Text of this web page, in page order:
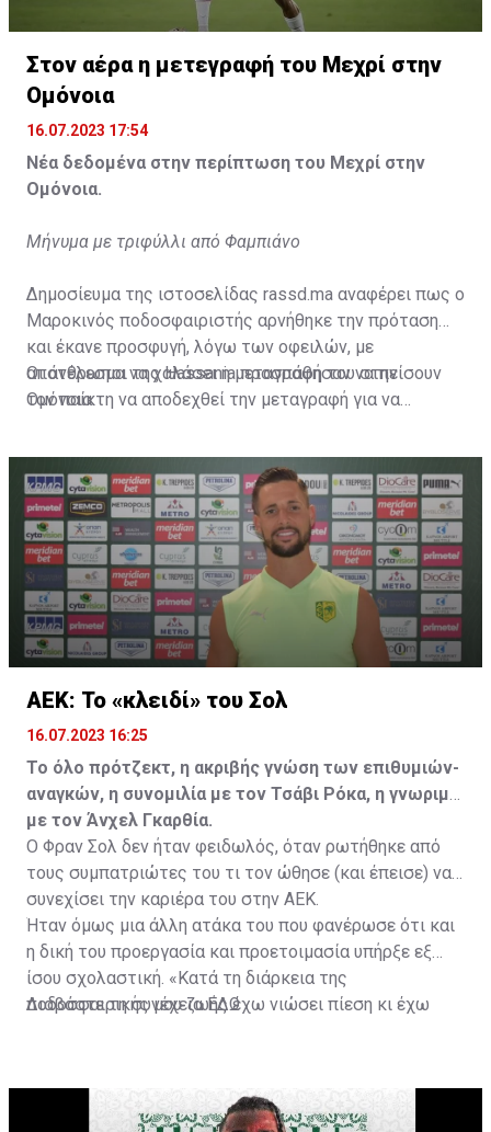
Στον αέρα η μετεγραφή του Μεχρί στην
Ομόνοια
16.07.2023 17:54
Νέα δεδομένα στην περίπτωση του Μεχρί στην
Ομόνοια.
Μήνυμα με τριφύλλι από Φαμπιάνο
Δημοσίευμα της ιστοσελίδας rassd.ma αναφέρει πως ο
Μαροκινός ποδοσφαιριστής αρνήθηκε την πρόταση
και έκανε προσφυγή, λόγω των οφειλών, με
αποτέλεσμα να χαλάσει η μεταγραφή του στην
Ομόνοια.
Οι άνθρωποι της Hassania προσπάθησαν να πείσουν
τον παίκτη να αποδεχθεί την μεταγραφή για να
μετακίνησή του, αλλά ο παίκτης αρνήθηκε και επέμεινε
να λύσει το συμβόλαιό του, ώστε να μετακομίσει
ελεύθερα σε οποιαδήποτε νέα ομάδα το τρέχον
καλοκαίρι.
ΑΕΚ: Το «κλειδί» του Σολ
16.07.2023 16:25
Το όλο πρότζεκτ, η ακριβής γνώση των επιθυμιών-
αναγκών, η συνομιλία με τον Τσάβι Ρόκα, η γνωριμία
με τον Άνχελ Γκαρθία.
Ο Φραν Σολ δεν ήταν φειδωλός, όταν ρωτήθηκε από
τους συμπατριώτες του τι τον ώθησε (και έπεισε) να
συνεχίσει την καριέρα του στην ΑΕΚ.
Ήταν όμως μια άλλη ατάκα του που φανέρωσε ότι και
η δική του προεργασία και προετοιμασία υπήρξε εξ
ίσου σχολαστική. «Κατά τη διάρκεια της
ποδοσφαιρικής μου ζωής έχω νιώσει πίεση κι έχω
31χρονος άσος.
Διαβάστε τη συνέχειαΕΔΩ